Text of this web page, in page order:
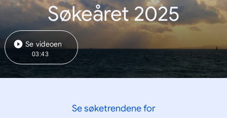
Søkeåret 2025
Se videoen
03:43
Se søketrendene for